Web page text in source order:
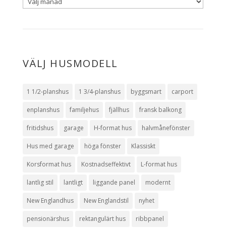
VÄLJ HUSMODELL
1 1/2-planshus 1 3/4-planshus byggsmart carport
enplanshus familjehus fjällhus fransk balkong
fritidshus garage H-format hus halvmånefönster
Hus med garage höga fönster Klassiskt
Korsformat hus Kostnadseffektivt L-format hus
lantlig stil lantligt liggande panel modernt
New Englandhus New Englandstil nyhet
pensionärshus rektangulärt hus ribbpanel